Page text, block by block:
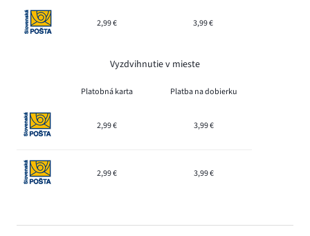
2,99 € 3,99 €
Vyzdvihnutie v mieste
Platobná karta Platba na dobierku
2,99 € 3,99 €
2,99 € 3,99 €